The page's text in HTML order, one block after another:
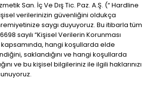
San. İç Ve Dış Tic. Paz. A.Ş. (“ Hardline
verilerinizin güvenliğini oldukça
saygı duyuyoruz. Bu itibarla tüm
sayılı “Kişisel Verilerin Korunması
kapsamında, hangi koşullarda elde
saklandığını ve hangi koşullarda
ve bu kişisel bilgileriniz ile ilgili haklarınızı